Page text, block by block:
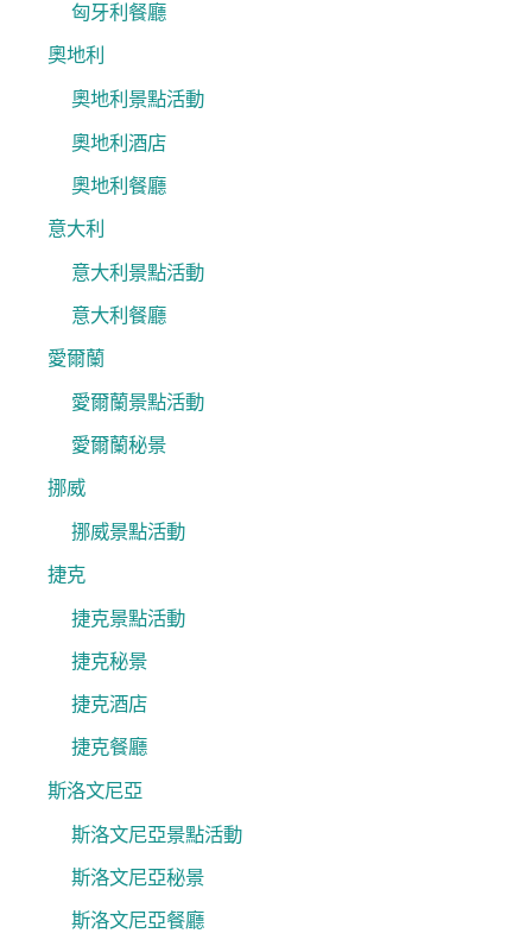
匈牙利餐廳
奧地利
奧地利景點活動
奧地利酒店
奧地利餐廳
意大利
意大利景點活動
意大利餐廳
愛爾蘭
愛爾蘭景點活動
愛爾蘭秘景
挪威
挪威景點活動
捷克
捷克景點活動
捷克秘景
捷克酒店
捷克餐廳
斯洛文尼亞
斯洛文尼亞景點活動
斯洛文尼亞秘景
斯洛文尼亞餐廳